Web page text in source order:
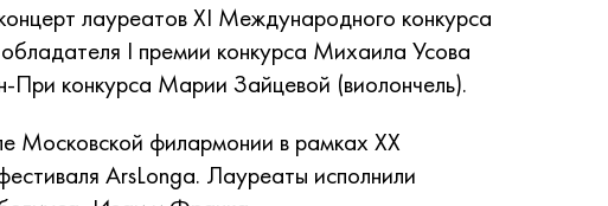
лауреатов XI Международного конкурса
I премии конкурса Михаила Усова
При конкурса Марии Зайцевой (виолончель).
Московской филармонии в рамках XX
ArsLonga. Лауреаты исполнили